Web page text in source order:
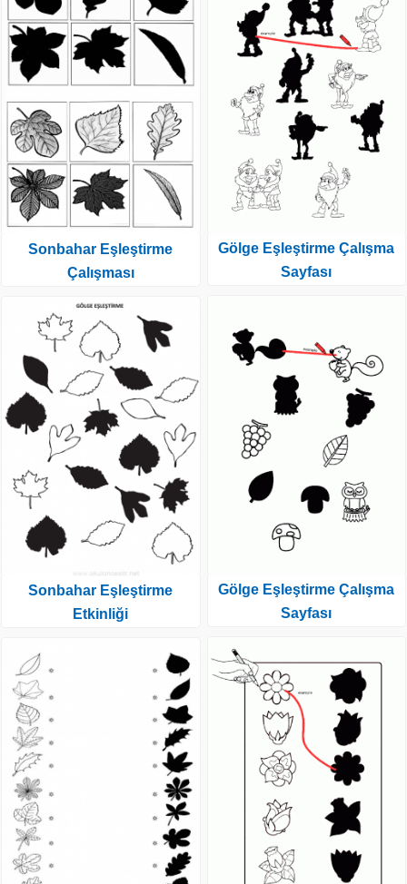
Sonbahar Eşleştirme
Çalışması
Sonbahar Eşleştirme
Etkinliği
Gölge Eşleştirme Çalışma
Sayfası
Gölge Eşleştirme Çalışma
Sayfası